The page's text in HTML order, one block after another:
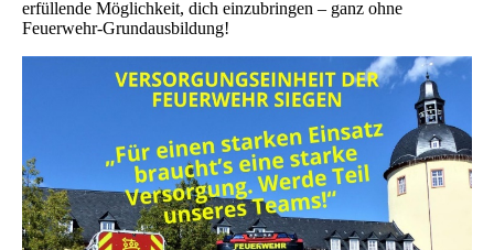
erfüllende Möglichkeit, dich einzubringen – ganz ohne
Feuerwehr-Grundausbildung!